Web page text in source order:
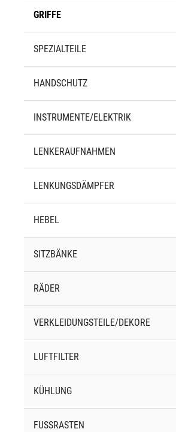
GRIFFE
SPEZIALTEILE
HANDSCHUTZ
INSTRUMENTE/ELEKTRIK
LENKERAUFNAHMEN
LENKUNGSDÄMPFER
HEBEL
SITZBÄNKE
RÄDER
VERKLEIDUNGSTEILE/DEKORE
LUFTFILTER
KÜHLUNG
FUSSRASTEN